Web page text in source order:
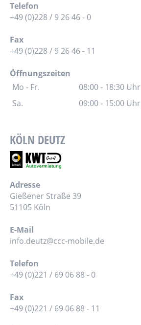
Telefon
+49 (0)228 / 9 26 46 - 0
Fax
+49 (0)228 / 9 26 46 - 11
Öffnungszeiten
Mo - Fr.
08:00 - 18:30 Uhr
Sa.
09:00 - 15:00 Uhr
KÖLN DEUTZ
Adresse
Gießener Straße 39
51105 Köln
E-Mail
info.deutz@ccc-mobile.de
Telefon
+49 (0)221 / 69 06 88 - 0
Fax
+49 (0)221 / 69 06 88 - 11